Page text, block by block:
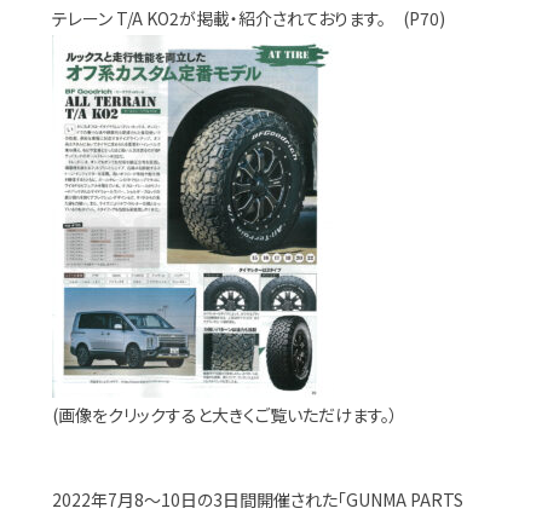
テレーン T/A KO2が掲載・紹介されております。 (P70)
(画像をクリックすると大きくご覧いただけます。）
2022年7月8～10日の3日間開催された「GUNMA PARTS